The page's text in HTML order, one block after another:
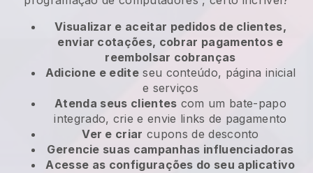
Visualizar e aceitar pedidos de clientes,
enviar cotações, cobrar pagamentos e
reembolsar cobranças
Adicione e editeseu conteúdo, página inicial
e serviços
Atenda seus clientes com um bate-papo
integrado, crie e envie links de pagamento
Ver e criar cupons de desconto
Gerencie suas campanhas influenciadoras
Acesse as configurações do seu aplicativo